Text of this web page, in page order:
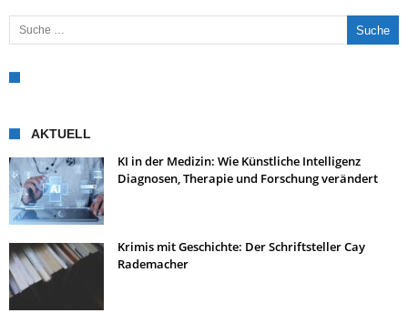
Suche nach:
AKTUELL
KI in der Medizin: Wie Künstliche Intelligenz
Diagnosen, Therapie und Forschung verändert
Krimis mit Geschichte: Der Schriftsteller Cay
Rademacher